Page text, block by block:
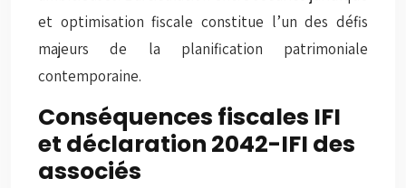
et optimisation fiscale constitue l’un des défis
majeurs de la planification patrimoniale
contemporaine.
Conséquences fiscales IFI
et déclaration 2042-IFI des
associés